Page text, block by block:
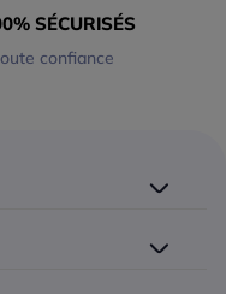
SÉCURISÉS
confiance